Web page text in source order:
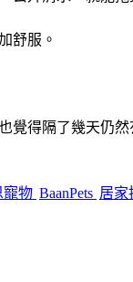
舒服。
覺得隔了幾天仍然
寵物 BaanPets 居家